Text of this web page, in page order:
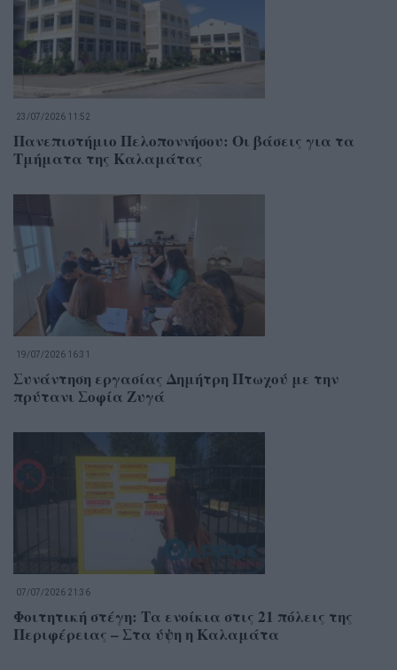
23/07/2026 11:52
Πανεπιστήμιο Πελοποννήσου: Οι βάσεις για τα
Τμήματα της Καλαμάτας
19/07/2026 16:31
Συνάντηση εργασίας Δημήτρη Πτωχού με την
πρύτανι Σοφία Ζυγά
07/07/2026 21:36
Φοιτητική στέγη: Τα ενοίκια στις 21 πόλεις της
Περιφέρειας – Στα ύψη η Καλαμάτα